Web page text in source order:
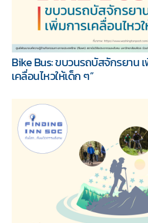
Open Streets: เปิดถนน เพิ่มพื้